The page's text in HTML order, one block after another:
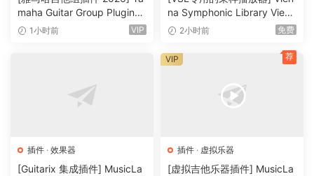
coreFX 延迟
从微妙到狂野、从清晰到回音：使用 coreFX Delay 模拟复古和
创建更饱满、更温暖的人声、吉他和合成器：探索一系列古典
Flanqer
maha Guitar Group Plugins
2026 Incl Keygen-R2R [Wi
1小时前 VIP
na Symphonic Library Vienn
a Synchron Player v1.3.302
2小时前 免费
插件 · 效果器
[Guitarix 集成插件] MusicLa
插件 · 虚拟乐器
[虚拟吉他乐器插件] MusicLa
VIP 荐